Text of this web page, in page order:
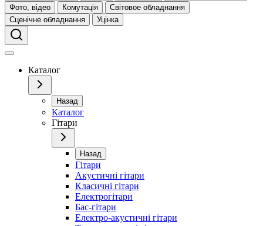
Фото, відео
Комутація
Світовое обладнання
Сценічне обладнання
Уцінка
Каталог
Назад
Каталог
Гітари
Назад
Гітари
Акустичні гітари
Класичні гітари
Електрогітари
Бас-гітари
Електро-акустичні гітари